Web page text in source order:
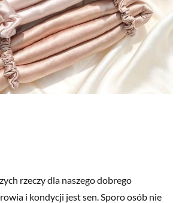
rzeczy dla naszego dobrego
i kondycji jest sen. Sporo osób nie